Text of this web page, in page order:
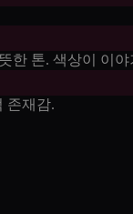
한 톤. 색상이 이
존재감.